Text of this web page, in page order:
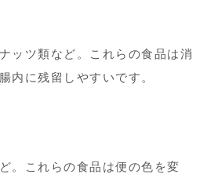
ッツ類など。これらの食品は消
内に残留しやすいです。
。これらの食品は便の色を変